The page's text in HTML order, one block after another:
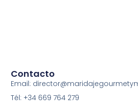
Contacto
Email:
Tél: +34 669 764 279